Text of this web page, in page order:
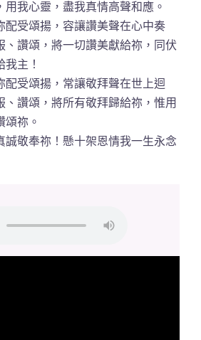
用我心靈，盡我真情高聲和應。
配受頌揚，容讓讚美聲在心中奏
、讚頌，將一切讚美獻給祢，同伏
主！
配受頌揚，常讓敬拜聲在世上迴
、讚頌，將所有敬拜歸給祢，惟用
頌祢。
誠敬奉祢！懸十架恩情我一生永念